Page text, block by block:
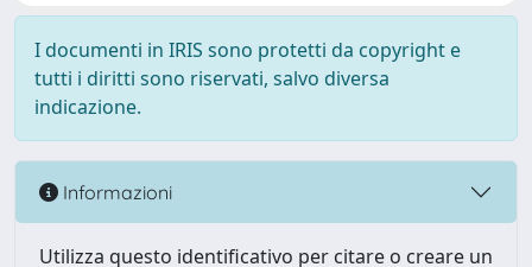
I documenti in IRIS sono protetti da copyright e
tutti i diritti sono riservati, salvo diversa
indicazione.
Informazioni
Utilizza questo identificativo per citare o creare un